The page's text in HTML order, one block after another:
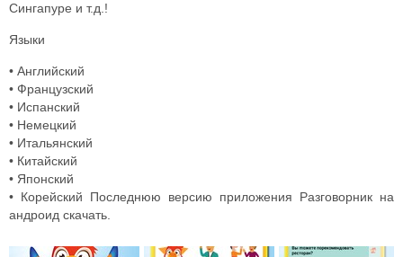
Сингапуре и т.д.!
Языки
• Английский
• Французский
• Испанский
• Немецкий
• Итальянский
• Китайский
• Японский
• Корейский Последнюю версию приложения Разговорник на
андроид скачать.